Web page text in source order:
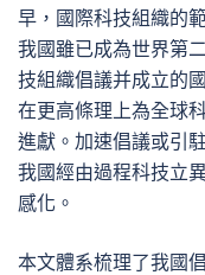
早，國際科技組織的
我國雖已成為世界第
技組織倡議并成立的
在更高條理上為全球
進獻。加速倡議或引
我國經由過程科技立
感化。
本文體系梳理了我國